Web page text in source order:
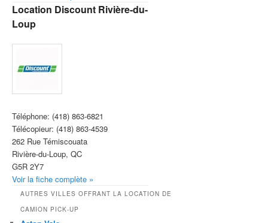
Location Discount Rivière-du-
Loup
Téléphone: (418) 863-6821
Télécopieur: (418) 863-4539
262 Rue Témiscouata
Rivière-du-Loup, QC
G5R 2Y7
Voir la fiche complète »
AUTRES VILLES OFFRANT LA LOCATION DE
CAMION PICK-UP